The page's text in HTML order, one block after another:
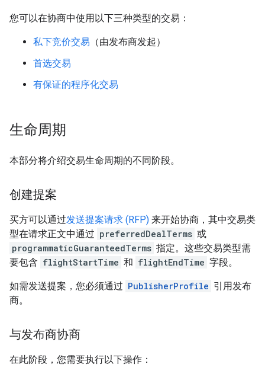
您可以在协商中使用以下三种类型的交易：
私下竞价交易 （由发布商发起）
首选交易
有保证的程序化交易
生命周期
本部分将介绍交易生命周期的不同阶段。
创建提案
买方可以通过发送提案请求 (RFP) 来开始协商，其中交易类
型在请求正文中通过 preferredDealTerms 或
programmaticGuaranteedTerms 指定。这些交易类型需
要包含 flightStartTime 和 flightEndTime 字段。
如需发送提案，您必须通过 PublisherProfile 引用发布
商。
与发布商协商
在此阶段，您需要执行以下操作：